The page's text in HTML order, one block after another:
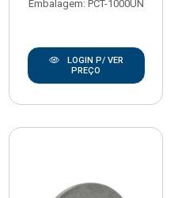
Embalagem: PCT-1000UN
LOGIN P/ VER
PREÇO